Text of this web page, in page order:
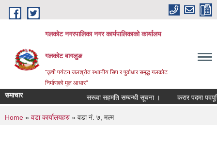
Skip to main content
गलकोट नगरपालिका नगर कार्यपालिकाको कार्यालय
गलकोट बागलुङ
"कृषी पर्यटन जलश्रोत स्थानीय सिप र पुर्वाधार समृद्ध गलकोट
निर्माणको मुल आधार"
समाचार सरूवा सहमति सम्बन्धी सूचना । करार पदमा
You are here
Home » वडा कार्यालयहरु » वडा नं. ७, मल्म